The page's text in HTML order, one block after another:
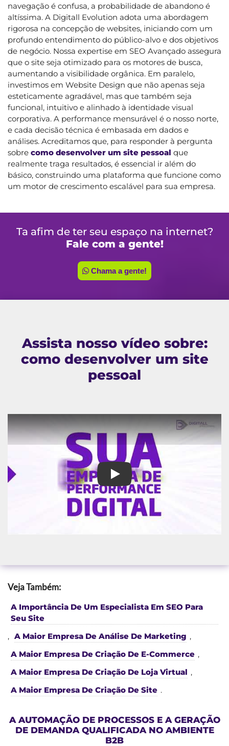
navegação é confusa, a probabilidade de abandono é
altíssima. A Digitall Evolution adota uma abordagem
rigorosa na concepção de websites, iniciando com um
profundo entendimento do público-alvo e dos objetivos
de negócio. Nossa expertise em SEO Avançado assegura
que o site seja otimizado para os motores de busca,
aumentando a visibilidade orgânica. Em paralelo,
investimos em Website Design que não apenas seja
esteticamente agradável, mas que também seja
funcional, intuitivo e alinhado à identidade visual
corporativa. A performance mensurável é o nosso norte,
e cada decisão técnica é embasada em dados e
análises. Acreditamos que, para responder à pergunta
sobre como desenvolver um site pessoal que
realmente traga resultados, é essencial ir além do
básico, construindo uma plataforma que funcione como
um motor de crescimento escalável para sua empresa.
Ta afim de ter seu espaço na internet?
Fale com a gente!
Chama a gente!
Assista nosso vídeo sobre:
como desenvolver um site
pessoal
como desenvolver um site
Veja Também:
A Importância De Um Especialista Em SEO Para
Seu Site
, A Maior Empresa De Análise De Marketing ,
A Maior Empresa De Criação De E-Commerce ,
A Maior Empresa De Criação De Loja Virtual ,
A Maior Empresa De Criação De Site .
A AUTOMAÇÃO DE PROCESSOS E A GERAÇÃO
DE DEMANDA QUALIFICADA NO AMBIENTE
B2B